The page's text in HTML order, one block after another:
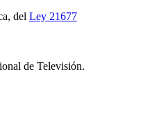
del Ley 21677
de Televisión.